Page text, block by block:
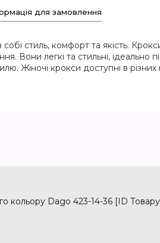
для замовлення
стиль, комфорт та якість.
Вони легкі та стильні, ідеально
Жіночі крокси доступні в різних
Dago 423-14-36 [ID Товару]